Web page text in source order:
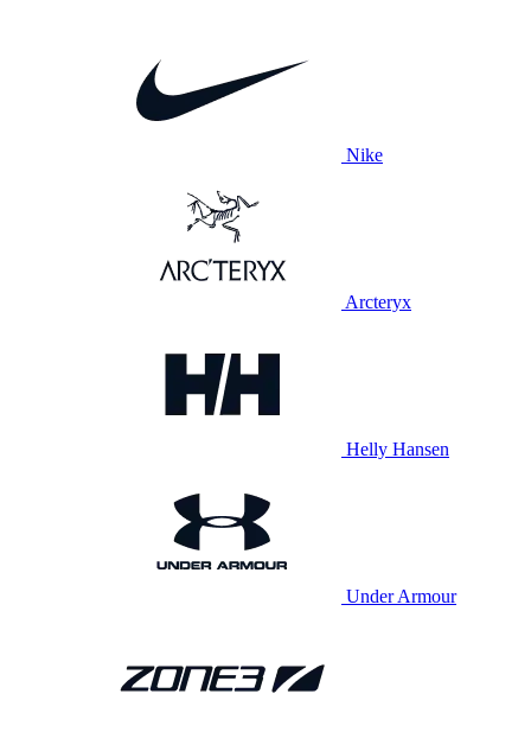
Nike
Arcteryx
Helly Hansen
Under Armour